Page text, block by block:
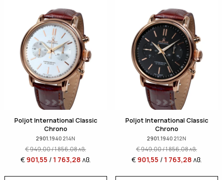
Poljot International Classic
Chrono
2901.1940214N
€949,00/1 856,08лв.
€ 901,55 / 1 763,28 лв.
Poljot International Classic
Chrono
2901.1940212N
€949,00/1 856,08лв.
€ 901,55 / 1 763,28 лв.